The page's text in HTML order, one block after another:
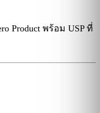
Product พร้อม USP ที่